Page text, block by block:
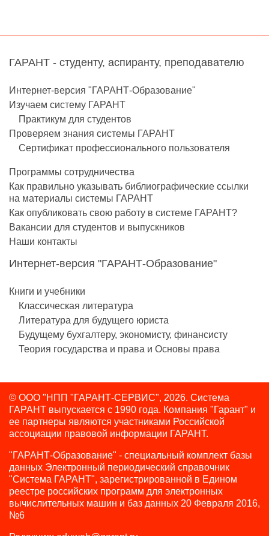
ГАРАНТ - студенту, аспиранту, преподавателю
Интернет-версия "ГАРАНТ-Образование"
Изучаем систему ГАРАНТ
Практикум для студентов
Проверяем знания системы ГАРАНТ
Сертификат профессионального пользователя
Программы сотрудничества
Как правильно указывать библиографические ссылки
на материалы системы ГАРАНТ
Как опубликовать свою работу в системе ГАРАНТ?
Вакансии для студентов и выпускников
Наши контакты
Интернет-версия "ГАРАНТ-Образование"
Книги и учебники
Классическая литература
Литература для будущего юриста
Будущему бухгалтеру, экономисту, финансисту
Теория государства и права и Основы права
© ООО "НПП "ГАРАНТ-СЕРВИС", 2026. Система
ГАРАНТ выпускается с 1990 года. Компания "Гарант" и
ее партнеры являются участниками Российской
ассоциации правовой информации ГАРАНТ.
"ГАРАНТ-Образование" - специальный комплект базы
данных Электронный периодический справочник
"Система ГАРАНТ", зарегистрированной в Едином
реестре российских программ для электронных
вычислительных машин и баз данных 20 Февраля 2016,
№6